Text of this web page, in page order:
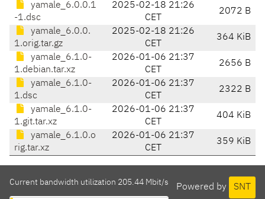
yamale_6.0.0.1
-1.dsc
2025-02-18 21:26
CET
2072 B
yamale_6.0.0.
1.orig.tar.gz
2025-02-18 21:26
CET
364 KiB
yamale_6.1.0-
1.debian.tar.xz
2026-01-06 21:37
CET
2656 B
yamale_6.1.0-
1.dsc
2026-01-06 21:37
CET
2322 B
yamale_6.1.0-
1.git.tar.xz
2026-01-06 21:37
CET
404 KiB
yamale_6.1.0.o
rig.tar.xz
2026-01-06 21:37
CET
359 KiB
Powered by SNT
Current bandwidth utilization 205.44 Mbit/s